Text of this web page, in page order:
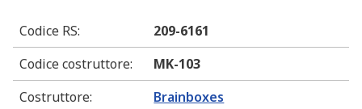
Codice RS:
209-6161
Codice costruttore:
MK-103
Costruttore: Brainboxes